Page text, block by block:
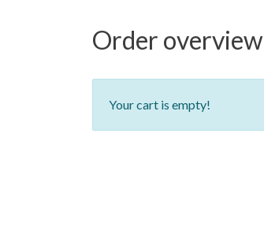
Order overview
Your cart is empty!